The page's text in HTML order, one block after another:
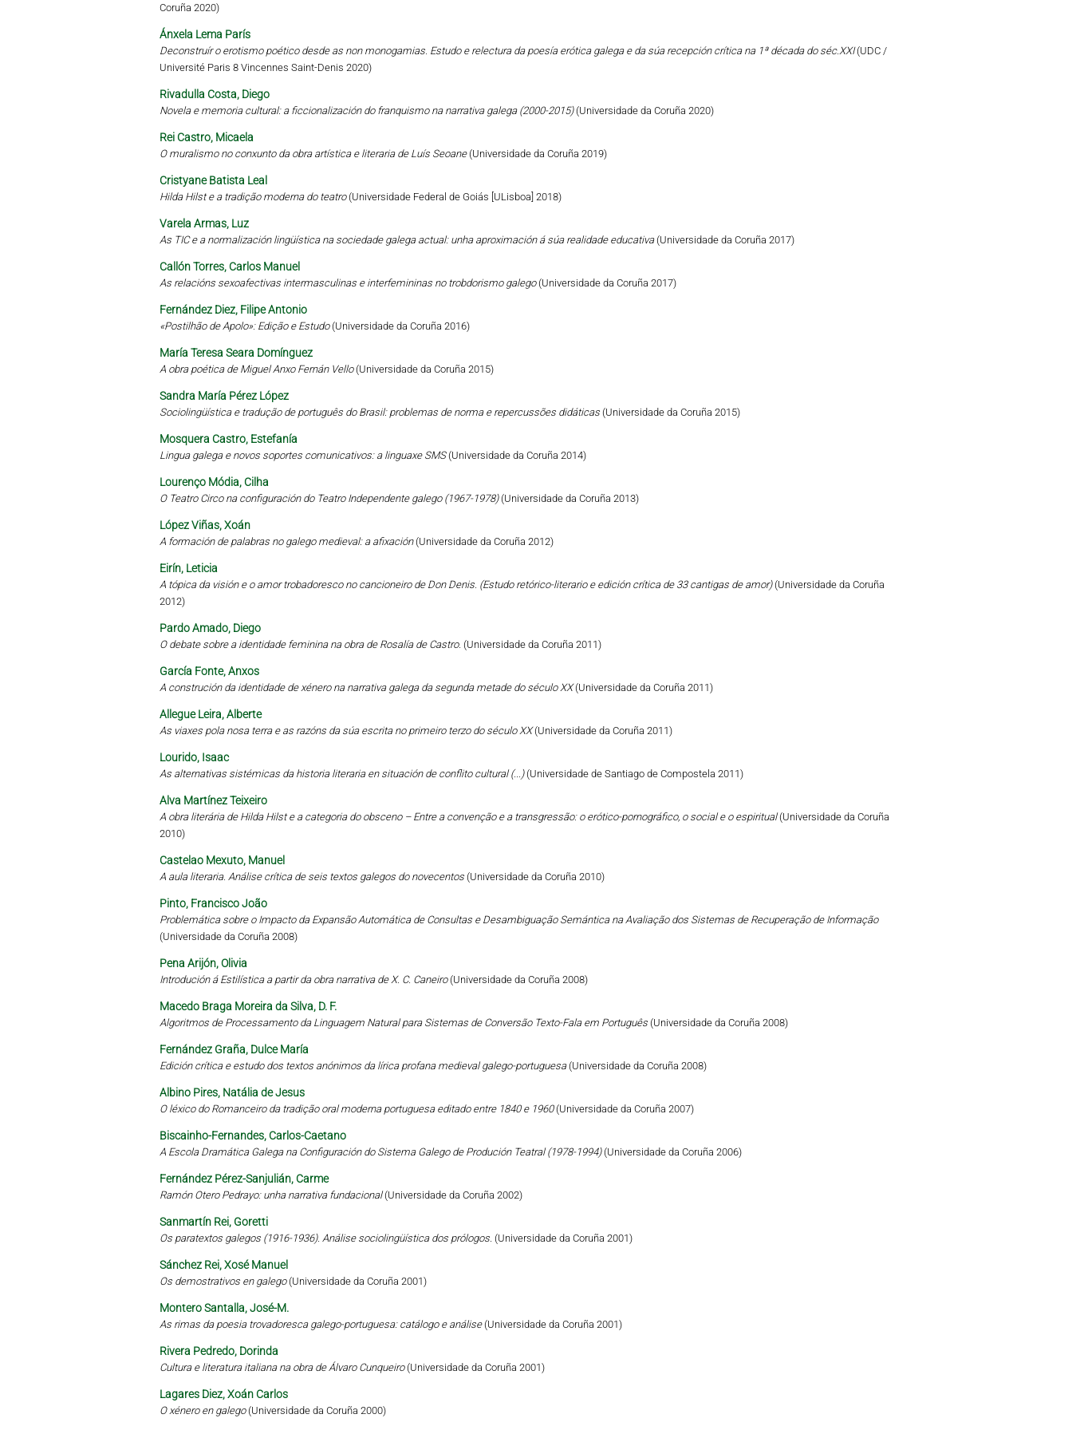
Coruña 2020)
Ánxela Lema París
Deconstruír o erotismo poético desde as non monogamias. Estudo e relectura da poesía erótica galega e da súa recepción crítica na 1ª década do séc.XXI(UDC /
Université Paris 8 Vincennes Saint-Denis 2020)
Rivadulla Costa, Diego
Novela e memoria cultural: a ficcionalización do franquismo na narrativa galega (2000-2015)(Universidade da Coruña 2020)
Rei Castro, Micaela
O muralismo no conxunto da obra artística e literaria de Luís Seoane(Universidade da Coruña 2019)
Cristyane Batista Leal
Hilda Hilst e a tradição moderna do teatro(Universidade Federal de Goiás [ULisboa] 2018)
Varela Armas, Luz
As TIC e a normalización lingüística na sociedade galega actual: unha aproximación á súa realidade educativa(Universidade da Coruña 2017)
Callón Torres, Carlos Manuel
As relacións sexoafectivas intermasculinas e interfemininas no trobdorismo galego(Universidade da Coruña 2017)
Fernández Diez, Filipe Antonio
«Postilhão de Apolo»: Edição e Estudo(Universidade da Coruña 2016)
María Teresa Seara Domínguez
A obra poética de Miguel Anxo Fernán Vello(Universidade da Coruña 2015)
Sandra María Pérez López
Sociolingüística e tradução de português do Brasil: problemas de norma e repercussões didáticas (Universidade da Coruña 2015)
Mosquera Castro, Estefanía
Lingua galega e novos soportes comunicativos: a linguaxe SMS(Universidade da Coruña 2014)
Lourenço Módia, Cilha
O Teatro Circo na configuración do Teatro Independente galego (1967-1978)(Universidade da Coruña 2013)
López Viñas, Xoán
A formación de palabras no galego medieval: a afixación(Universidade da Coruña 2012)
Eirín, Leticia
A tópica da visión e o amor trobadoresco no cancioneiro de Don Denis. (Estudo retórico-literario e edición crítica de 33 cantigas de amor)(Universidade da Coruña
2012)
Pardo Amado, Diego
O debate sobre a identidade feminina na obra de Rosalía de Castro. (Universidade da Coruña 2011)
García Fonte, Anxos
A construción da identidade de xénero na narrativa galega da segunda metade do século XX(Universidade da Coruña 2011)
Allegue Leira, Alberte
As viaxes pola nosa terra e as razóns da súa escrita no primeiro terzo do século XX(Universidade da Coruña 2011)
Lourido, Isaac
As alternativas sistémicas da historia literaria en situación de conflito cultural (...)(Universidade de Santiago de Compostela 2011)
Alva Martínez Teixeiro
A obra literária de Hilda Hilst e a categoria do obsceno – Entre a convenção e a transgressão: o erótico-pornográfico, o social e o espiritual(Universidade da Coruña
2010)
Castelao Mexuto, Manuel
A aula literaria. Análise crítica de seis textos galegos do novecentos (Universidade da Coruña 2010)
Pinto, Francisco João
Problemática sobre o Impacto da Expansão Automática de Consultas e Desambiguação Semántica na Avaliação dos Sistemas de Recuperação de Informação
(Universidade da Coruña 2008)
Pena Arijón, Olivia
Introdución á Estilística a partir da obra narrativa de X. C. Caneiro(Universidade da Coruña 2008)
Macedo Braga Moreira da Silva, D. F.
Algoritmos de Processamento da Linguagem Natural para Sistemas de Conversão Texto-Fala em Português (Universidade da Coruña 2008)
Fernández Graña, Dulce María
Edición crítica e estudo dos textos anónimos da lírica profana medieval galego-portuguesa(Universidade da Coruña 2008)
Albino Pires, Natália de Jesus
O léxico do Romanceiro da tradição oral moderna portuguesa editado entre 1840 e 1960(Universidade da Coruña 2007)
Biscainho-Fernandes, Carlos-Caetano
A Escola Dramática Galega na Configuración do Sistema Galego de Produción Teatral (1978-1994)(Universidade da Coruña 2006)
Fernández Pérez-Sanjulián, Carme
Ramón Otero Pedrayo: unha narrativa fundacional(Universidade da Coruña 2002)
Sanmartín Rei, Goretti
Os paratextos galegos (1916-1936). Análise sociolingüística dos prólogos. (Universidade da Coruña 2001)
Sánchez Rei, Xosé Manuel
Os demostrativos en galego(Universidade da Coruña 2001)
Montero Santalla, José-M.
As rimas da poesia trovadoresca galego-portuguesa: catálogo e análise(Universidade da Coruña 2001)
Rivera Pedredo, Dorinda
Cultura e literatura italiana na obra de Álvaro Cunqueiro(Universidade da Coruña 2001)
Lagares Diez, Xoán Carlos
O xénero en galego(Universidade da Coruña 2000)